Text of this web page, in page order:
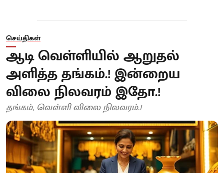
செய்திகள்
ஆடி வெள்ளியில் ஆறுதல்
அளித்த தங்கம்.! இன்றைய
விலை நிலவரம் இதோ.!
தங்கம், வெள்ளி விலை நிலவரம்.!